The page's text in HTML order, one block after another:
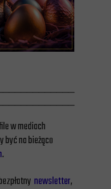
w mediach
być na bieżąco
.
newsletter,